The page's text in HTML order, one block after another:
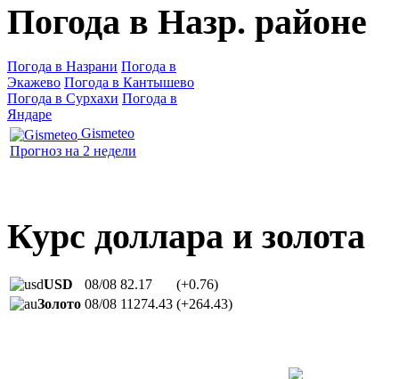
Погода в Назр. районе
Погода в Назрани Погода в
Экажево Погода в Кантышево
Погода в Сурхахи Погода в
Яндаре
Gismeteo
Прогноз на 2 недели
Курс доллара и золота
USD 08/08 82.17
(+0.76)
Золото 08/08 11274.43 (+264.43)